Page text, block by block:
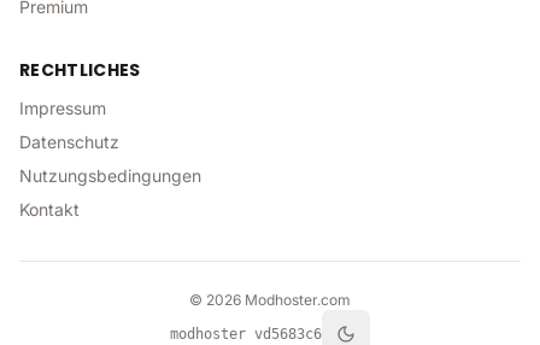
Premium
RECHTLICHES
Impressum
Datenschutz
Nutzungsbedingungen
Kontakt
© 2026 Modhoster.com
modhoster vd5683c6